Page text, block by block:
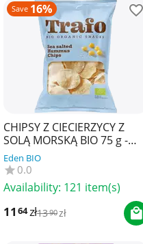
Save 16%
CHIPSY Z CIECIERZYCY Z
SOLĄ MORSKĄ BIO 75 g -
TRAFO
Eden BIO
0.0
Availability: 121 item(s)
11 64zł1390zł